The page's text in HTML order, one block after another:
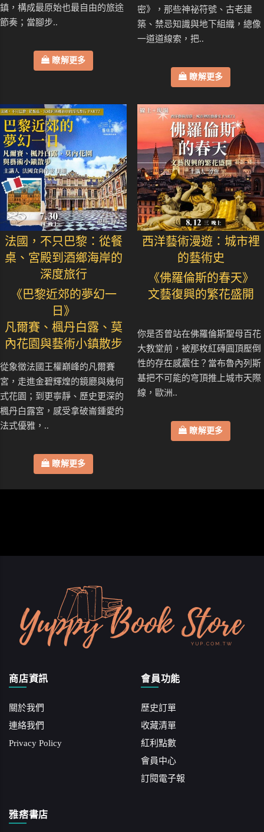
鎮，構成最原始也最自由的旅途
節奏；當腳步..
瞭解更多
密》，那些神祕符號、古老建
築、禁忌知識與地下組織，總像
一道道線索，把..
瞭解更多
法國，不只巴黎：從餐
桌、宮殿到酒鄉海岸的
深度旅行
《巴黎近郊的夢幻一
日》
凡爾賽、楓丹白露、莫
內花園與藝術小鎮散步
從象徵法國王權巔峰的凡爾賽
宮，走進金碧輝煌的鏡廳與幾何
式花園；到更寧靜、歷史更深的
楓丹白露宮，感受拿破崙鍾愛的
法式優雅，..
瞭解更多
西洋藝術漫遊：城市裡
的藝術史
《佛羅倫斯的春天》
文藝復興的繁花盛開
你是否曾站在佛羅倫斯聖母百花
大教堂前，被那枚紅磚圓頂壓倒
性的存在感震住？當布魯內列斯
基把不可能的穹頂推上城市天際
線，歐洲..
瞭解更多
商店資訊
關於我們
連絡我們
Privacy Policy
會員功能
歷史訂單
收藏清單
紅利點數
會員中心
訂閱電子報
雅痞書店